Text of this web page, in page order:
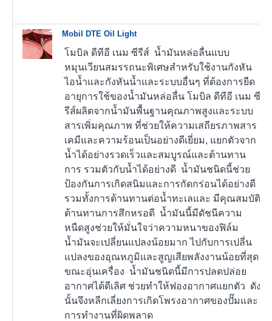
Mobil DTE Oil Light
โมบิล ดีทีอี เนม ซีรีส์ น้ำมันหล่อลื่นแบบ
หมุนเวียนสมรรถนะพิเศษสำหรับใช้งานกังหัน
ไอน้ำและกังหันน้ำและระบบอื่นๆ ที่ต้องการยืด
อายุการใช้ของน้ำมันหล่อลื่น โมบิล ดีทีอี เนม ซี
รีส์ผลิตจากน้ำมันพื้นฐานคุณภาพสูงและระบบ
สารเพิ่มคุณภาพ ที่ช่วยให้ความเสถียรภาพสาร
เคมีและความร้อนเป็นอย่างดีเยี่ยม, แยกตัวจาก
น้ำได้อย่างรวดเร็วและสมบูรณ์และต้านทาน
การ รวมตัวกับน้ำได้อย่างดี น้ำมันชนิดนี้ช่วย
ป้องกันการเกิดสนิมและการกัดกร่อนได้อย่างดี
รวมทั้งการต้านทานต่อน้ำทะเลและ มีคุณสมบัติ
ต้านทานการสึกหรอดี น้ำมันนี้มีดัชนีความ
หนืดสูงช่วยให้มั่นใจว่าความหนาของฟิล์ม
น้ำมันจะเปลี่ยนแปลงน้อยมาก ไปกับการเปลี่น
แปลงของอุณหภูมิและสูญเสียพลังงานน้อยที่สุด
ขณะอุ่นเครื่อง น้ำมันชนิดนี้มีการปลดปล่อย
อากาศได้ดีเลิศ ช่วยทำให้ฟองอากาศแยกตัว ดัง
นั้นจึงหลีกเลี่ยงการเกิดโพรงอากาศของปั๊มและ
การทำงานที่ผิดพลาด